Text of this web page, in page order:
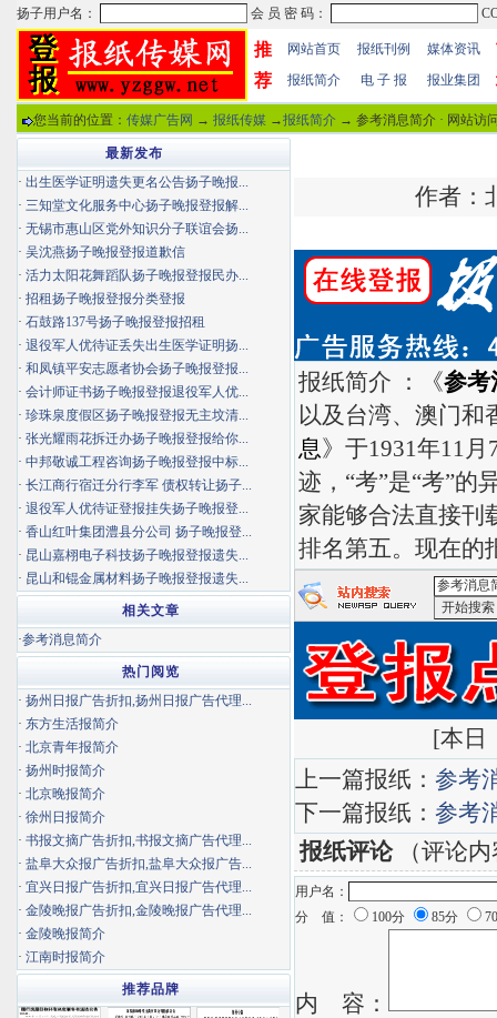
推
荐
网站首页 报纸刊例 媒体资讯
报纸简介 电 子 报 报业集团
您当前的位置： 传媒广告网 → 报纸传媒 →报纸简介 → 参考消息简介 · 网站访
作者：
报纸简介 ：《参考
以及台湾、澳门和
息》于1931年11
迹，“考”是“考”的
家能够合法直接刊
排名第五。现在的
[本日
上一篇报纸： 参考
下一篇报纸： 参考
报纸评论（评论内
用户名：
分 值：
100分 85分
内 容：
最新发布
· 出生医学证明遗失更名公告扬子晚报...
· 三知堂文化服务中心扬子晚报登报解...
· 无锡市惠山区党外知识分子联谊会扬...
· 吴沈燕扬子晚报登报道歉信
· 活力太阳花舞蹈队扬子晚报登报民办...
· 招租扬子晚报登报分类登报
· 石鼓路137号扬子晚报登报招租
· 退役军人优待证丢失出生医学证明扬...
· 和凤镇平安志愿者协会扬子晚报登报...
· 会计师证书扬子晚报登报退役军人优...
· 珍珠泉度假区扬子晚报登报无主坟清...
· 张光耀雨花拆迁办扬子晚报登报给你...
· 中邦敬诚工程咨询扬子晚报登报中标...
· 长江商行宿迁分行李军 债权转让扬子...
· 退役军人优待证登报挂失扬子晚报登...
· 香山红叶集团澧县分公司 扬子晚报登...
· 昆山嘉栩电子科技扬子晚报登报遗失...
· 昆山和锟金属材料扬子晚报登报遗失...
相关文章
·参考消息简介
热门阅览
· 扬州日报广告折扣,扬州日报广告代理...
· 东方生活报简介
· 北京青年报简介
· 扬州时报简介
· 北京晚报简介
· 徐州日报简介
· 书报文摘广告折扣,书报文摘广告代理...
· 盐阜大众报广告折扣,盐阜大众报广告...
· 宜兴日报广告折扣,宜兴日报广告代理...
· 金陵晚报广告折扣,金陵晚报广告代理...
· 金陵晚报简介
· 江南时报简介
推荐品牌